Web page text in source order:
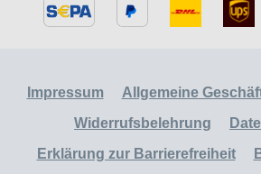
Impressum
Allgemeine
Widerrufsbelehrung
Erklärung zur Barrierefreiheit